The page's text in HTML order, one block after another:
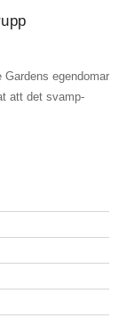
egendomar
att det svamp-